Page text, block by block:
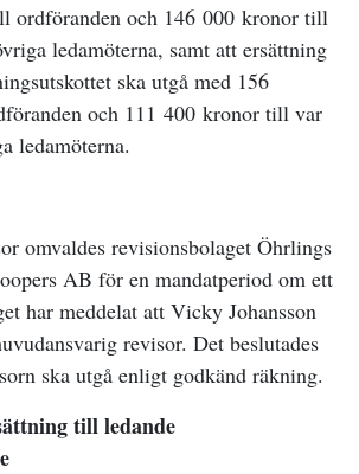
ordföranden och 146 000 kronor till
ledamöterna, samt att ersättning
ska utgå med 156
och 111 400 kronor till var
ledamöterna.
omvaldes revisionsbolaget Öhrlings
AB för en mandatperiod om ett
har meddelat att Vicky Johansson
revisor. Det beslutades
ska utgå enligt godkänd räkning.
till ledande